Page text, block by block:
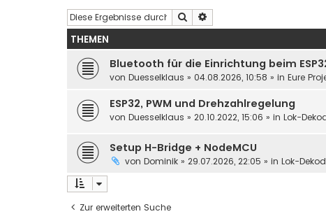
Suche
THEMEN
Bluetooth für die Einrichtung beim
von Duesselklaus » 04.08.2026, 10:58 » in Eure
ESP32, PWM und Drehzahlregelung
von Duesselklaus » 20.10.2022, 15:06 » in Lok-
Setup H-Bridge + NodeMCU
von Dominik » 29.07.2026, 22:05 » in Lok-
Zur erweiterten Suche